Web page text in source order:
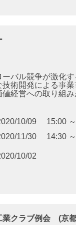
バル競争が激化す
技術開発による事
値経営への取り組
10/09 15:00
11/30 14:30
10/02
業クラブ例会 (京